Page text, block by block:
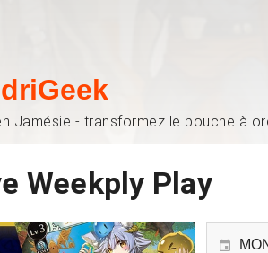
Jamésie - transformez le bouche à
Weekply Play